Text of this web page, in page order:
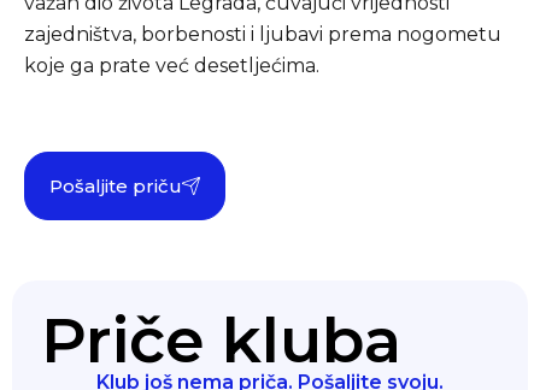
zajedništva, borbenosti i ljubavi prema nogometu
koje ga prate već desetljećima.
Pošaljite priču
Priče kluba
Klub još nema priča. Pošaljite svoju.